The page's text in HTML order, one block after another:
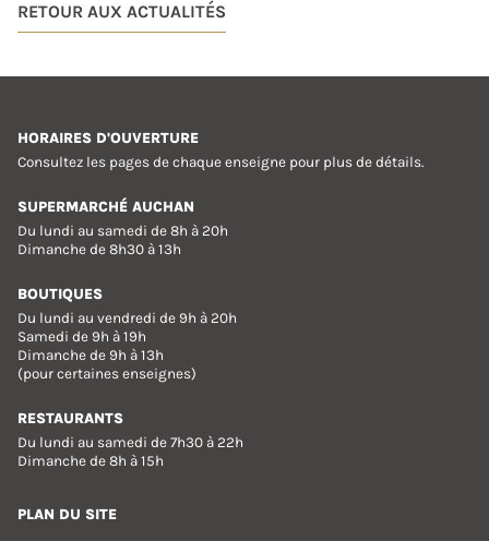
RETOUR AUX ACTUALITÉS
HORAIRES D'OUVERTURE
Consultez les pages de chaque enseigne pour plus de détails.
SUPERMARCHÉ AUCHAN
Du lundi au samedi de 8h à 20h
Dimanche de 8h30 à 13h
BOUTIQUES
Du lundi au vendredi de 9h à 20h
Samedi de 9h à 19h
Dimanche de 9h à 13h
(pour certaines enseignes)
RESTAURANTS
Du lundi au samedi de 7h30 à 22h
Dimanche de 8h à 15h
PLAN DU SITE